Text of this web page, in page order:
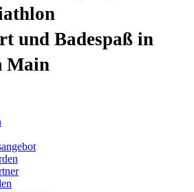
und Badespaß in
Main